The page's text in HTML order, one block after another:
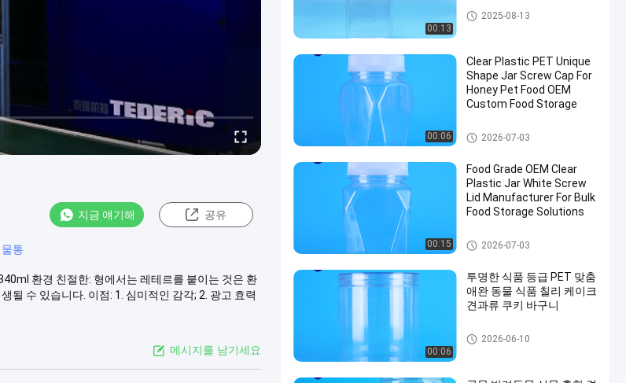
지금 얘기해 공유
통
환경 친절한: 형에서는 레테르를 붙이는 것은 환
될 수 있습니다. 이점: 1. 심미적인 감각; 2. 광고 효력
메시지를 남기세요
00:13
플라스틱 포장 병
2025-08-13
00:06
Clear Plastic PET Unique
Shape Jar Screw Cap For
Honey Pet Food OEM
Custom Food Storage
플라스틱 포장 병
2026-07-03
00:15
Food Grade OEM Clear
Plastic Jar White Screw
Lid Manufacturer For Bulk
Food Storage Solutions
플라스틱 포장 병
2026-07-03
00:06
투명한 식품 등급 PET 맞춤
애완 동물 식품 칠리 케이크
견과류 쿠키 바구니
플라스틱 포장 병
2026-06-10